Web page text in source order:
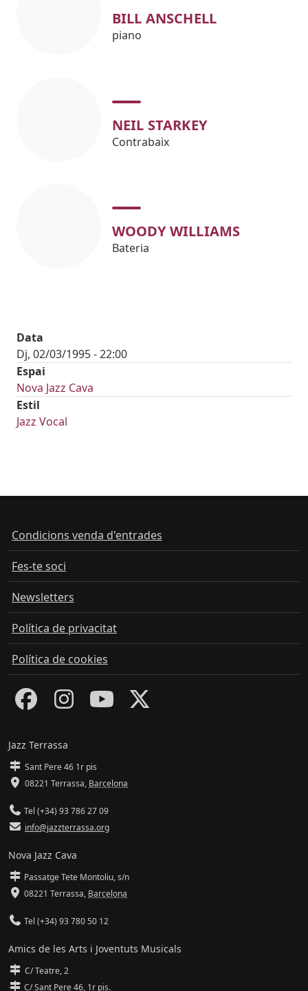
BILL ANSCHELL
piano
NEIL STARKEY
Contrabaix
WOODY WILLIAMS
Bateria
Data
Dj, 02/03/1995 - 22:00
Espai
Nova Jazz Cava
Estil
Jazz Vocal
Condicions venda d'entrades
Fes-te soci
Newsletters
Política de privacitat
Política de cookies
Jazz Terrassa
Sant Pere 46 1r pis
08221 Terrassa, Barcelona
Tel (+34) 93 786 27 09
info@jazzterrassa.org
Nova Jazz Cava
Passatge Tete Montoliu, s/n
08221 Terrassa, Barcelona
Tel (+34) 93 780 50 12
Amics de les Arts i Joventuts Musicals
C/ Teatre, 2
C/ Sant Pere 46, 1r pis.